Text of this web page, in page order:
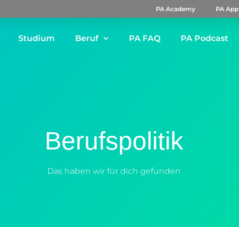
PA Academy PA App
Studium Beruf PA FAQ PA Podcast
Berufspolitik
Das haben wir für dich gefunden